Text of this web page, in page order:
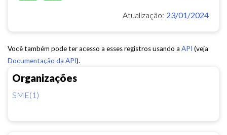
Organizações
SME(1)
Atualização: 23/01/2024
Você também pode ter acesso a esses registros usando a API (veja
Documentação da API).